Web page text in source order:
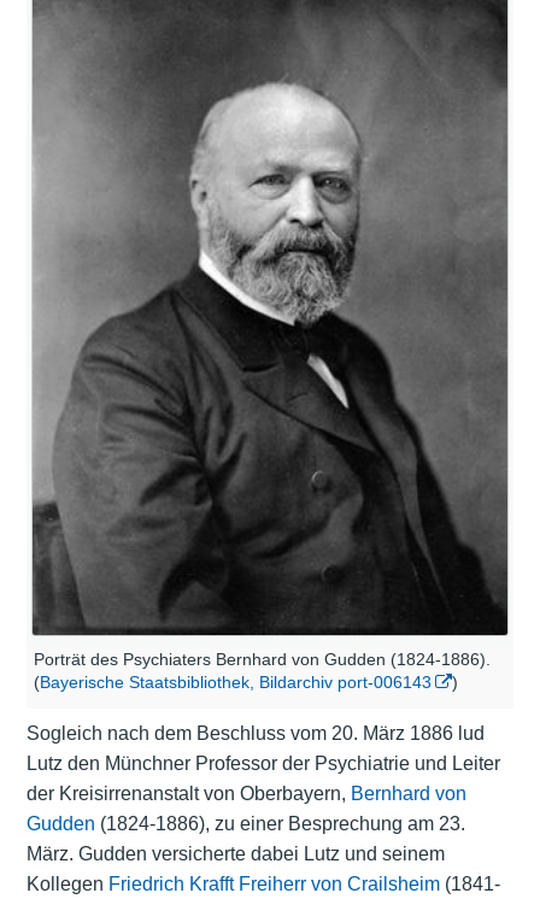
Porträt des Psychiaters Bernhard von Gudden (1824-1886).
(Bayerische Staatsbibliothek, Bildarchiv port-006143 )
Sogleich nach dem Beschluss vom 20. März 1886 lud
Lutz den Münchner Professor der Psychiatrieund Leiter
der Kreisirrenanstalt von Oberbayern, Bernhard von
Gudden (1824-1886), zu einer Besprechung am 23.
März. Gudden versicherte dabei Lutz und seinem
Kollegen Friedrich Krafft Freiherr von Crailsheim(1841-